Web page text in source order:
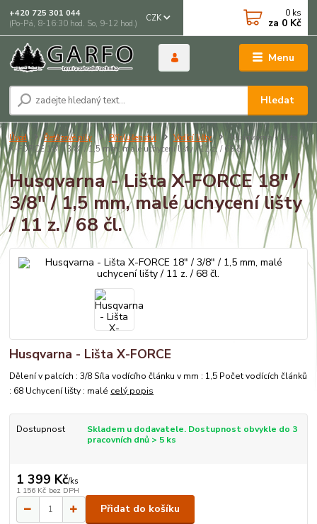
Menu
CZK
Hledat
+420 725 301 044
(Po-Pá, 8-16:30 hod. So, 9-12 hod.)
0 ks
za 0 Kč
Úvod Řetězové pily Příslušenství Vodící lišty
Husqvarna - Lišta
X-FORCE 18" / 3/8" / 1,5 mm, malé uchycení lišty / 11 z. / 68 čl.
Husqvarna - Lišta X-FORCE 18" /
3/8" / 1,5 mm, malé uchycení lišty
/ 11 z. / 68 čl.
Husqvarna - Lišta X-FORCE
Dělení v palcích : 3/8 Síla vodícího článku v mm : 1,5 Počet vodících článků
: 68 Uchycení lišty : malé celý popis
Dostupnost
Skladem u dodavatele. Dostupnost obvykle do 3
pracovních dnů > 5 ks
1 399 Kč/ks
1 156 Kč bez DPH
Přidat do košíku